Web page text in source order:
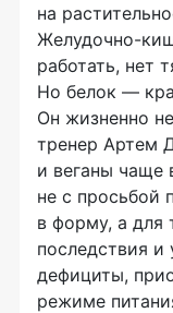
на
Желудочно-
работать, нет
Но белок —
Он жизненно
тренер Артем
и веганы чаще
не с просьбой
в форму, а для
последствия и
дефициты,
режиме